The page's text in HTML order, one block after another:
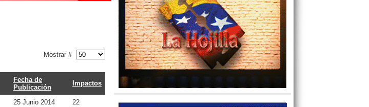
Mostrar #
Fecha de
Publicación
Impactos
25 Junio 2014
22